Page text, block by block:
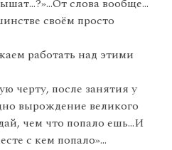
слова вообще…
своём просто
работать над этими
черту, после занятия у
вырождение великого
чем что попало ешь…И
с кем попало»…